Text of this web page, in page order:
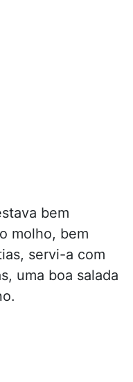
bem
molho, bem
servi-a com
uma boa salada